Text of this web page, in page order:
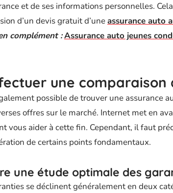
et de ses informations personnelles.
d’un devis gratuit d’uneassurance auto
complément :Assurance auto jeunes
une
possible de trouver une assurance
offres sur le marché. Internet met en
vous aider à cette fin. Cependant, il faut
de certains points fondamentaux.
une étude optimale des
se déclinent généralement en deux